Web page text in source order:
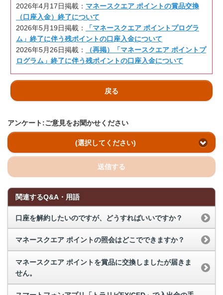
2026年4月17日掲載： マネースクエア ポイントの賞品交換
（口座入金）終了について
2026年5月19日掲載：
「マネースクエア ポイントプログラ
ム」終了に伴う残ポイントの口座入金について
2026年5月26日掲載：
（再掲）「マネースクエア ポイントプ
ログラム」終了に伴う残ポイントの口座入金について
戻る
アンケート:ご意見をお聞かせください
(選択してください)
送信する
関連するQ&A・用語
口座を解約したいのですが、どうすればいいですか？
マネースクエア ポイントの照会はどこでできますか？
マネースクエア ポイントを賞品に交換しましたが届きま
せん。